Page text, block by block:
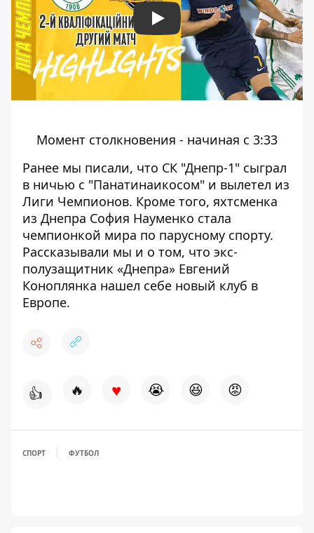
Play
Момент столкновения - начиная с 3:33
Ранее мы писали, что СК "Днепр-1" сыграл
в ничью с "Панатинаикосом" и вылетел из
Лиги Чемпионов. Кроме того, яхтсменка
из Днепра София Науменко стала
чемпионкой мира по парусному спорту.
Рассказывали мы и о том, что экс-
полузащитник «Днепра» Евгений
Коноплянка нашел себе новый клуб в
Европе.
👍 🔥 ♥ 😭 😆 😡
СПОРТ ФУТБОЛ